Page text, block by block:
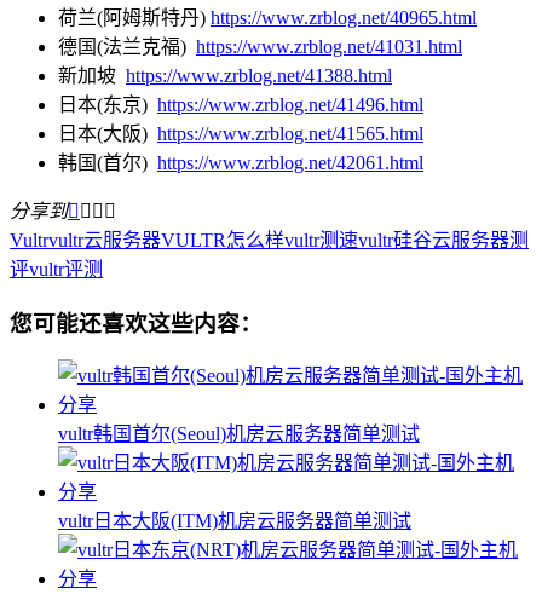
荷兰(阿姆斯特丹) https://www.zrblog.net/40965.html
德国(法兰克福) https://www.zrblog.net/41031.html
新加坡 https://www.zrblog.net/41388.html
日本(东京) https://www.zrblog.net/41496.html
日本(大阪) https://www.zrblog.net/41565.html
韩国(首尔) https://www.zrblog.net/42061.html
分享到   
Vultrvultr云服务器VULTR怎么样vultr测速vultr硅谷云服务器测
评vultr评测
您可能还喜欢这些内容：
vultr韩国首尔(Seoul)机房云服务器简单测试
vultr日本大阪(ITM)机房云服务器简单测试